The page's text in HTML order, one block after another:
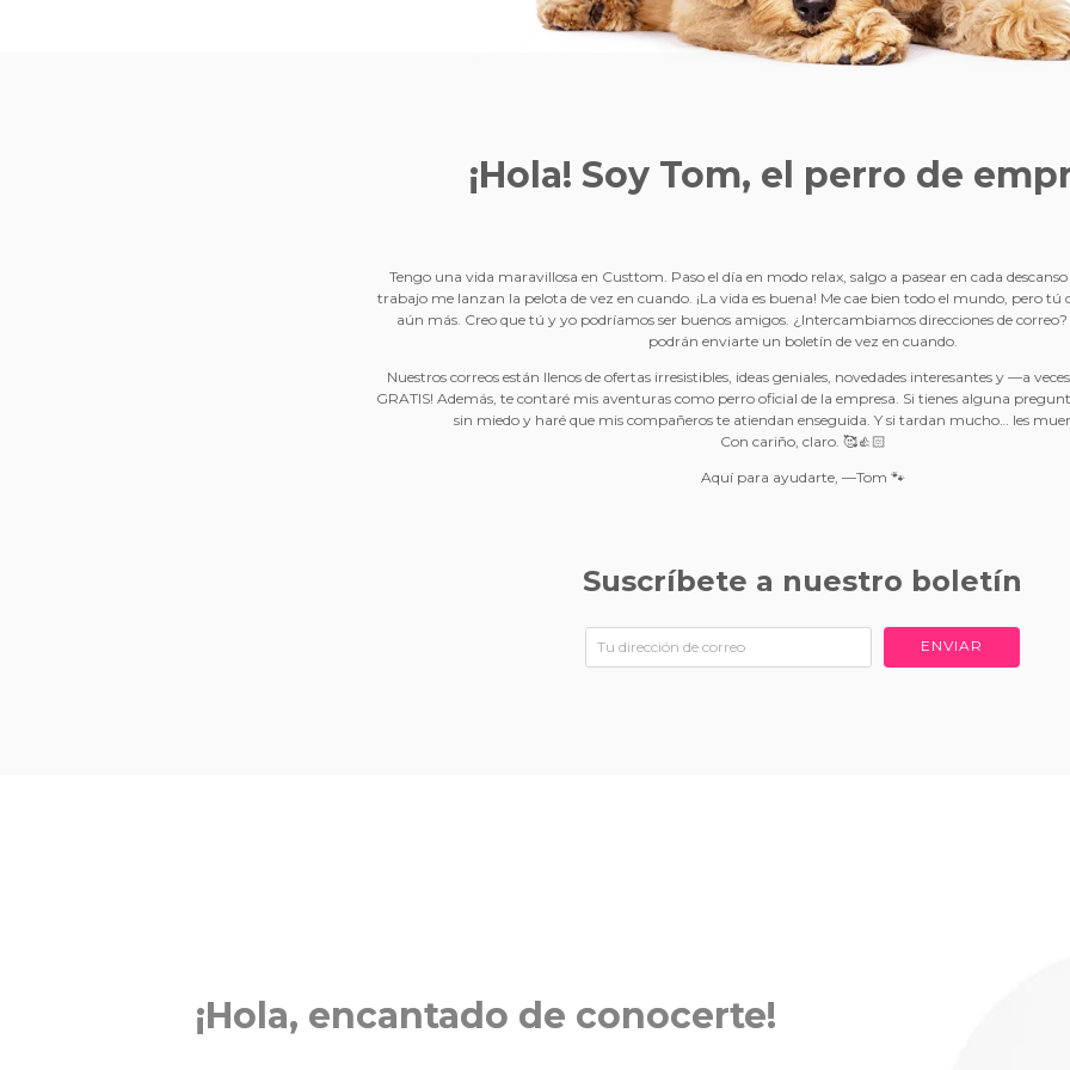
¡Hola! Soy Tom, el perro de
Tengo una vida maravillosa en Custtom. Paso el día en modo relax, salgo a pasear en cada
trabajo me lanzan la pelota de vez en cuando. ¡La vida es buena! Me cae bien todo el mundo, pero
aún más. Creo que tú y yo podríamos ser buenos amigos. ¿Intercambiamos direcciones de
podrán enviarte un boletín de vez en cuando.
Nuestros correos están llenos de ofertas irresistibles, ideas geniales, novedades interesantes y —a
GRATIS! Además, te contaré mis aventuras como perro oficial de la empresa. Si tienes alguna
sin miedo y haré que mis compañeros te atiendan enseguida. Y si tardan mucho… les
Con cariño, claro. 🥰👍🏻
Aquí para ayudarte, —Tom 🐾
Suscríbete a nuestro boletín
ENVIAR
conocerte!
¡Hola, encantado de conocerte!
conocerte!
conocerte!
conocerte!
conocerte!
conocerte!
conocerte!
conocerte!
conocerte!
conocerte!
conocerte!
conocerte!